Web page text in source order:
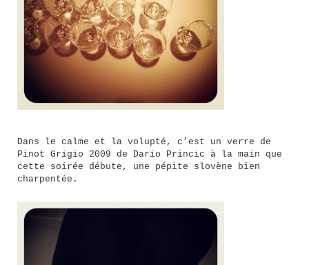
Dans le calme et la volupté, c’est un verre de
Pinot Grigio 2009 de Dario Princic à la main que
cette soirée débute, une pépite slovène bien
charpentée.